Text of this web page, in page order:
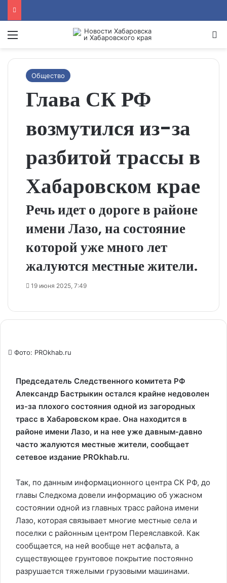
Menu
Общество
Глава СК РФ
возмутился из-за
разбитой трассы в
Хабаровском крае
Речь идет о дороге в районе
имени Лазо, на состояние
которой уже много лет
жалуются местные жители.
19 июня 2025, 7:49
Фото: PROkhab.ru
Председатель Следственного комитета РФ
Александр Бастрыкин остался крайне недоволен
из-за плохого состояния одной из загородных
трасс в Хабаровском крае. Она находится в
районе имени Лазо, и на нее уже давным-давно
часто жалуются местные жители, сообщает
сетевое издание PROkhab.ru.
Так, по данным информационного центра СК РФ, до
главы Следкома довели информацию об ужасном
состоянии одной из главных трасс района имени
Лазо, которая связывает многие местные села и
поселки с районным центром Переяславкой. Как
сообщается, на ней вообще нет асфальта, а
существующее грунтовое покрытие постоянно
разрушается тяжелыми грузовыми машинами.